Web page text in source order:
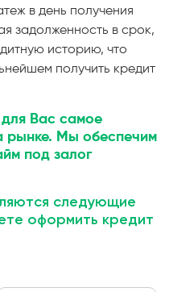
в день получения
задолженность в срок,
историю, что
получить кредит
Вас самое
рынке. Мы обеспечим
под залог
следующие
оформить кредит